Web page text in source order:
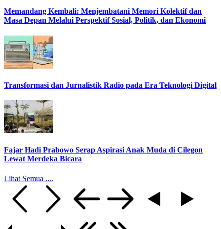
Memandang Kembali: Menjembatani Memori Kolektif dan
Masa Depan Melalui Perspektif Sosial, Politik, dan Ekonomi
Transformasi dan Jurnalistik Radio pada Era Teknologi Digital
Fajar Hadi Prabowo Serap Aspirasi Anak Muda di Cilegon
Lewat Merdeka Bicara
Lihat Semua ....